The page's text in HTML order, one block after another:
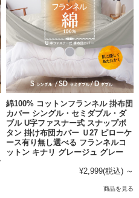
綿100% コットンフランネル 掛布団
カバー シングル・セミダブル・ダ
ブル U字ファスナー式 スナップボ
タン 掛け布団カバー Ｕ27 ピローケ
ース有り無し選べる フランネルコ
ットン キナリ グレージュ グレー
¥2,999(税込) ～
商品を見る